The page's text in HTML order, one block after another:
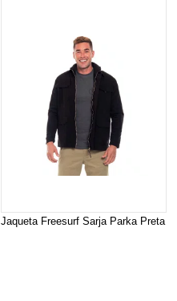
Jaqueta Freesurf Sarja Parka Preta